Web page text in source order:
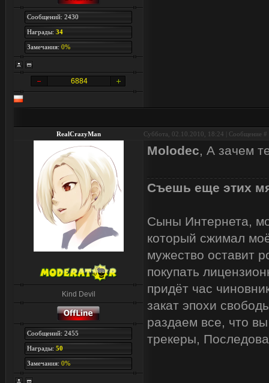
Сообщений: 2430
Награды: 34
Замечания: 0%
6884
RealCrazyMan Суббота, 02.10.2010, 18:24 | Сообщение #
Kind Devil
Сообщений: 2455
Награды: 50
Замечания: 0%
Molodec, А зачем
Съешь еще этих
Сыны Интернета,
который сжимал
мужество оставит
покупать
придёт час
закат эпохи
раздаем все, что
трекеры,